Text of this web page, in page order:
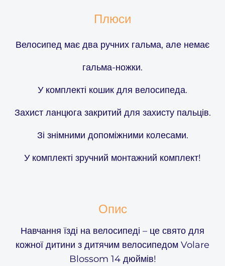
Плюси
Велосипед має два ручних гальма, але немає
гальма-ножки.
У комплекті кошик для велосипеда.
Захист ланцюга закритий для захисту пальців.
Зі знімними допоміжними колесами.
У комплекті зручний монтажний комплект!
Опис
Навчання їзді на велосипеді – це свято для
кожної дитини з дитячим велосипедом Volare
Blossom 14 дюймів!